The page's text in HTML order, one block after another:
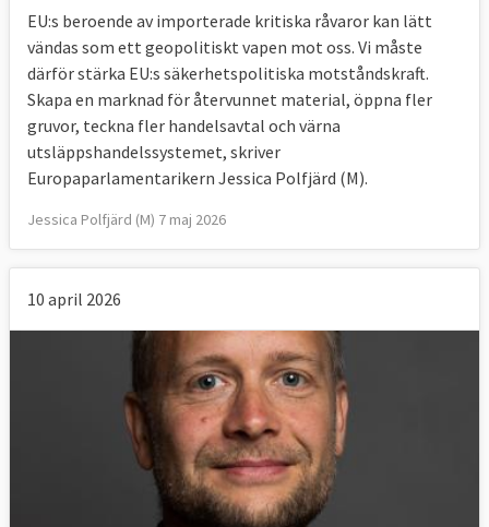
EU:s beroende av importerade kritiska råvaror kan lätt
vändas som ett geopolitiskt vapen mot oss. Vi måste
därför stärka EU:s säkerhetspolitiska motståndskraft.
Skapa en marknad för återvunnet material, öppna fler
gruvor, teckna fler handelsavtal och värna
utsläppshandelssystemet, skriver
Europaparlamentarikern Jessica Polfjärd (M).
Jessica Polfjärd (M) 7 maj 2026
10 april 2026